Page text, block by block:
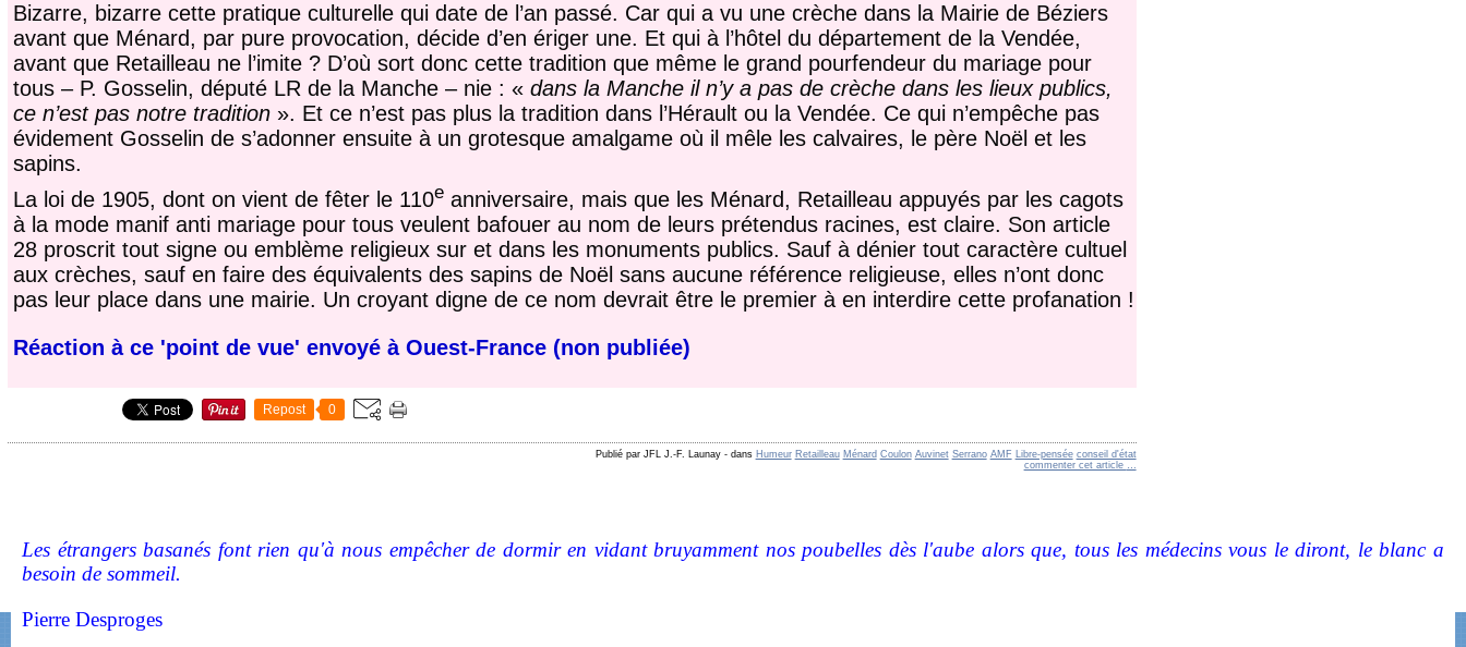
Bizarre, bizarre cette pratique culturelle qui date de l’an passé. Car qui a vu une crèche dans la Mairie de Béziers
avant que Ménard, par pure provocation, décide d’en ériger une. Et qui à l’hôtel du département de la Vendée,
avant que Retailleau ne l’imite ? D’où sort donc cette tradition que même le grand pourfendeur du mariage pour
tous – P. Gosselin, député LR de la Manche – nie : « dans la Manche il n’y a pas de crèche dans les lieux publics,
ce n’est pas notre tradition». Et ce n’est pas plus la tradition dans l’Hérault ou la Vendée. Ce qui n’empêche pas
évidement Gosselin de s’adonner ensuite à un grotesque amalgame où il mêle les calvaires, le père Noël et les
sapins.
La loi de 1905, dont on vient de fêter le 110eanniversaire, mais que les Ménard, Retailleau appuyés par les cagots
à la mode manif anti mariage pour tous veulent bafouer au nom de leurs prétendus racines, est claire. Son article
28 proscrit tout signe ou emblème religieux sur et dans les monuments publics. Sauf à dénier tout caractère cultuel
aux crèches, sauf en faire des équivalents des sapins de Noël sans aucune référence religieuse, elles n’ont donc
pas leur place dans une mairie. Un croyant digne de ce nom devrait être le premier à en interdire cette profanation !
Réaction à ce 'point de vue' envoyé à Ouest-France (non publiée)
Repost 0
Publié par JFL J.-F. Launay -dans Humeur Retailleau Ménard Coulon Auvinet Serrano AMF Libre-pensée conseil d'état
commenter cet article …
Les étrangers basanés font rien qu'à nous empêcher de dormir en vidant bruyamment nos poubelles dès l'aube alors que, tous les médecins vous le diront, le blanc a
besoin de sommeil.
Pierre Desproges